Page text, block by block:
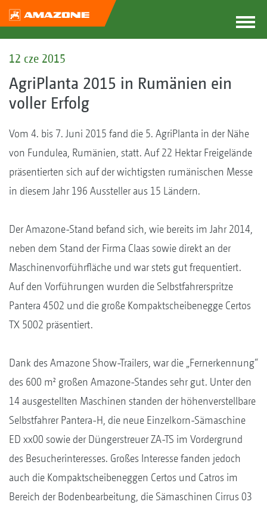
12 cze 2015
AgriPlanta 2015 in Rumänien ein
voller Erfolg
Vom 4. bis 7. Juni 2015 fand die 5. AgriPlanta in der Nähe
von Fundulea, Rumänien, statt. Auf 22 Hektar Freigelände
präsentierten sich auf der wichtigsten rumänischen Messe
in diesem Jahr 196 Aussteller aus 15 Ländern.
Der Amazone-Stand befand sich, wie bereits im Jahr 2014,
neben dem Stand der Firma Claas sowie direkt an der
Maschinenvorführfläche und war stets gut frequentiert.
Auf den Vorführungen wurden die Selbstfahrerspritze
Pantera 4502 und die große Kompaktscheibenegge Certos
TX 5002 präsentiert.
Dank des Amazone Show-Trailers, war die „Fernerkennung“
des 600 m² großen Amazone-Standes sehr gut. Unter den
14 ausgestellten Maschinen standen der höhenverstellbare
Selbstfahrer Pantera-H, die neue Einzelkorn-Sämaschine
ED xx00 sowie der Düngerstreuer ZA-TS im Vordergrund
des Besucherinteresses. Großes Interesse fanden jedoch
auch die Kompaktscheibeneggen Certos und Catros im
Bereich der Bodenbearbeitung, die Sämaschinen Cirrus 03